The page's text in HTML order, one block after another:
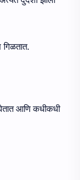
गिळतात.
आणि कधीकधी